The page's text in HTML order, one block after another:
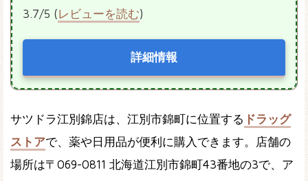
3.7/5 (レビューを読む)
詳細情報
サツドラ江別錦店は、江別市錦町に位置する ドラッグ
ストアで、薬や日用品が便利に購入できます。店舗の
場所は〒069-0811 北海道江別市錦町43番地の3で、ア